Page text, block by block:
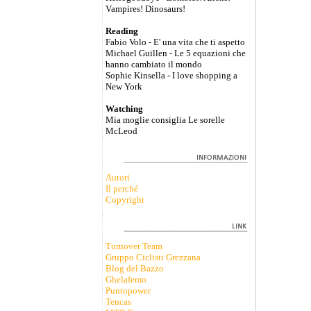
Vampires! Dinosaurs!
Reading
Fabio Volo - E' una vita che ti aspetto
Michael Guillen - Le 5 equazioni che
hanno cambiato il mondo
Sophie Kinsella - I love shopping a
New York
Watching
Mia moglie consiglia Le sorelle
McLeod
Autori
Il perché
Copyright
Turnover Team
Gruppo Ciclisti Grezzana
Blog del Bazzo
Ghelafemo
Puntopower
Tencas